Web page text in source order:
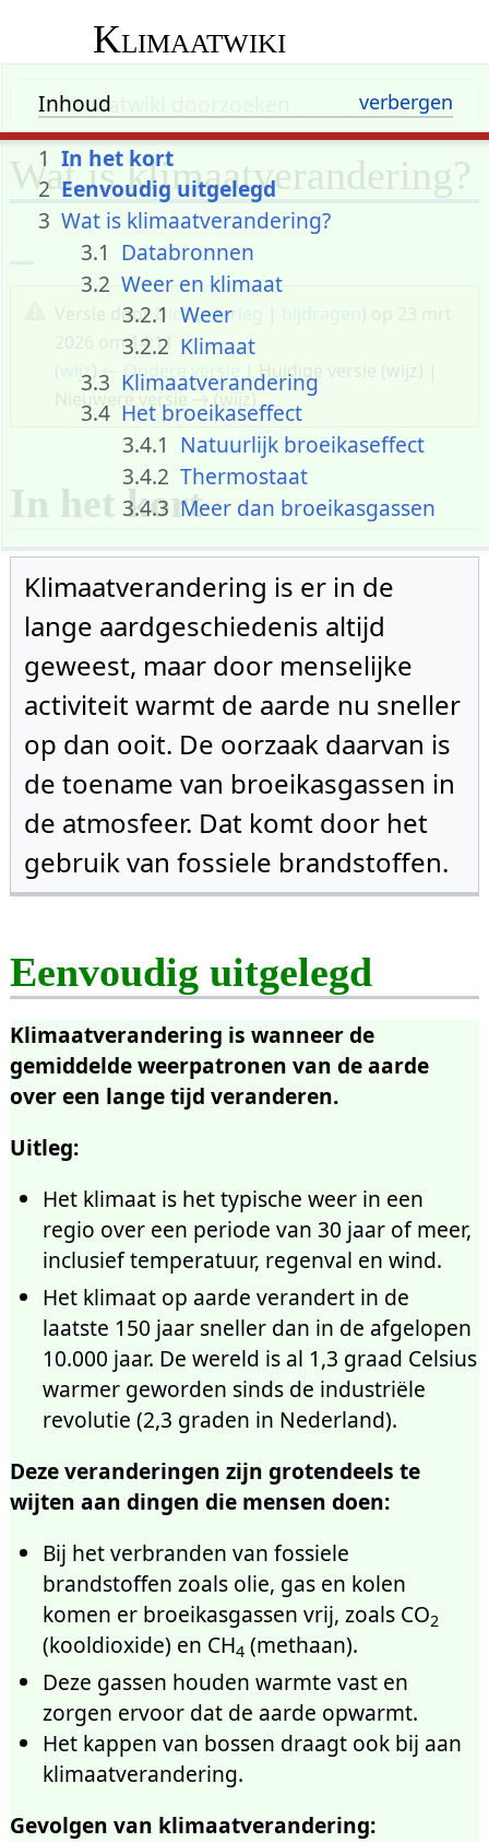
Klimaatwiki
Wat is klimaatverandering?
Versie doorDick(overleg
2026 om 14:11
wijz )← Oudere versie
| Huidige versie (wijz) |
Nieuwere versie → (wijz)
Inhoud
1 In het kort
2 Eenvoudig uitgelegd
3 Wat is klimaatverandering?
3.1 Databronnen
3.2 Weer en klimaat
3.2.1 Weer
3.2.2 Klimaat
3.3 Klimaatverandering
3.4 Het broeikaseffect
3.4.1 Natuurlijk broeikaseffect
3.4.2 Thermostaat
3.4.3 Meer dan broeikasgassen
3.4.3.2
Albedo
3.5 Natuurlijke variatie
3.5.1 Middeleeuws
klimaatoptimum
3.5.2 Palaeocene-Eocene
Thermal Maximum
4 Welke broeikasgassen zijn er?
4.1 Koolstofdioxide
4.1.1 Fossiele brandstoffen
4.1.1.1
Sinds de Industriële
Revolutie
4.3 Methaan
4.3.1 Wetlands
4.3.2 Vlees- en zuivelindustrie
4.4 Lachgas
5 Verstoring door de mens
5.1.1 Het is de mens
6 Jaarlijkse en lange-termijn variatie
6.1 De GloSAT reconstructie
6.2 El Niño en La Niña
6.2.1 Gevolgen voor Europa
7 Verdieping
7.1 Verdieping: Hoe
klimaatonderzoek werkt
7.2.1 Databank Klimaatattributie
7.3
Verdieping: Systeem Aarde
7.4 Verdieping: Geologische
geschiedenis
7.4.1 Van Hothouse naar
Icehouse
7.4.2
IJstijden en tussenijstijden
7.5 Verdieping: Correlatie CO2—
temperatuur
7.6 Verdieping:Gevoeligheid
7.7 Verdieping:Koolstofbalans
7.8 Verdieping:Koolstofputten
In het kort
Klimaatverandering is er in de
lange aardgeschiedenis altijd
geweest, maar door menselijke
activiteit warmt de aarde nu sneller
op dan ooit. De oorzaak daarvan is
de toename van broeikasgassen in
de atmosfeer. Dat komt door het
gebruik van fossiele brandstoffen.
Eenvoudig uitgelegd
Klimaatverandering is wanneer de
gemiddelde weerpatronen van de aarde
over een lange tijd veranderen.
Uitleg:
Het klimaat is het typische weer in een
regio over een periode van 30 jaar of meer,
inclusief temperatuur, regenval en wind.
Het klimaat op aarde verandert in de
laatste 150 jaar sneller dan in de afgelopen
10.000 jaar. De wereld is al 1,3 graad Celsius
warmer geworden sinds de industriële
revolutie (2,3 graden in Nederland).
Deze veranderingen zijn grotendeels te
wijten aan dingen die mensen doen:
Bij het verbranden van fossiele
brandstoffen zoals olie, gas en kolen
komen er broeikasgassen vrij, zoals CO2
(kooldioxide) en CH4 (methaan).
Deze gassen houden warmte vast en
zorgen ervoor dat de aarde opwarmt.
Het kappen van bossen draagt ook bij aan
klimaatverandering.
Gevolgen van klimaatverandering: